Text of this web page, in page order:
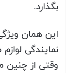
بگذارد.
این همان
نمایندگی
وقتی از